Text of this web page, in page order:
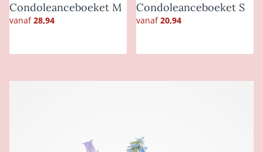
Condoleanceboeket M
vanaf28,94
Condoleanceboeket S
vanaf20,94